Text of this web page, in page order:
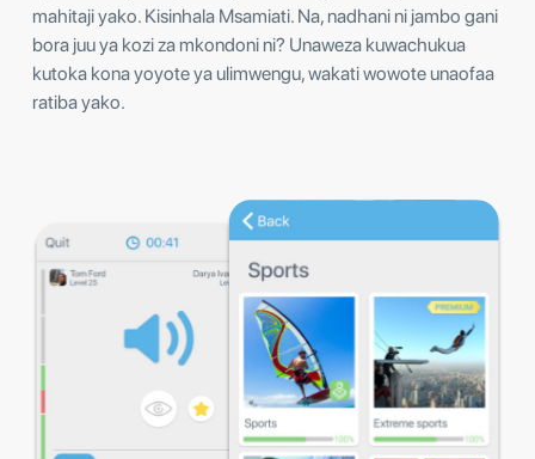
mahitaji yako. Kisinhala Msamiati. Na, nadhani ni jambo gani
bora juu ya kozi za mkondoni ni? Unaweza kuwachukua
kutoka kona yoyote ya ulimwengu, wakati wowote unaofaa
ratiba yako.